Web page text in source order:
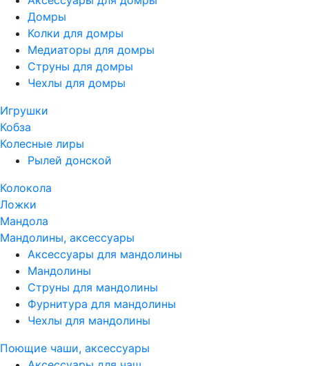
Домры
Колки для домры
Медиаторы для домры
Струны для домры
Чехлы для домры
Игрушки
Кобза
Колесные лиры
Рылей донской
Колокола
Ложки
Мандола
Мандолины, аксессуары
Аксессуары для мандолины
Мандолины
Струны для мандолины
Фурнитура для мандолины
Чехлы для мандолины
Поющие чаши, аксессуары